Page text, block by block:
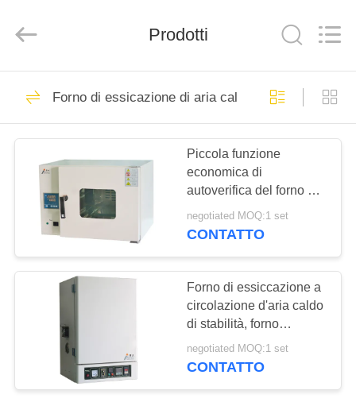
CASA
PRODOTTI
VIDEO
MANIFESTAZIONE
DI
CIRCA
Instruments
Rights
macchina della
prova di trazione
Macchina universale
di collaudo
53
Prodotti
Forno di essicazione di aria calda
Piccola funzione
economica di
autoverifica del forno di
essiccazione dell'aria
calda/del forno
negotiated MOQ:1 set
CONTATTO
Forno di essiccazione a
circolazione d'aria caldo
di stabilità, forno
industriale dell'aria
calda del laboratorio
negotiated MOQ:1 set
CONTATTO